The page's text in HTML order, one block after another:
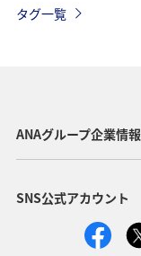
タグ一覧
ANAグループ企業情報
SNS公式アカウント